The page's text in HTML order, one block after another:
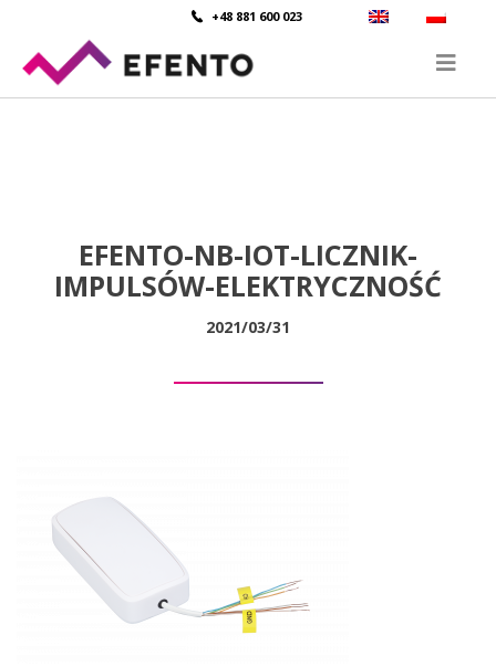
+48 881 600 023
EFENTO-NB-IOT-LICZNIK-
IMPULSÓW-ELEKTRYCZNOŚĆ
2021/03/31